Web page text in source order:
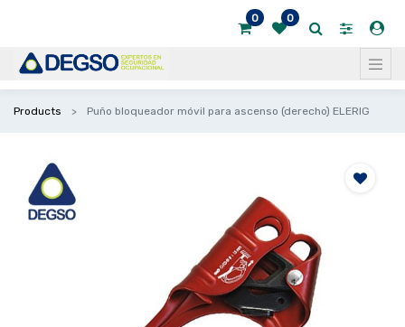
0 0
Products Puño bloqueador móvil para ascenso (derecho) ELERIG